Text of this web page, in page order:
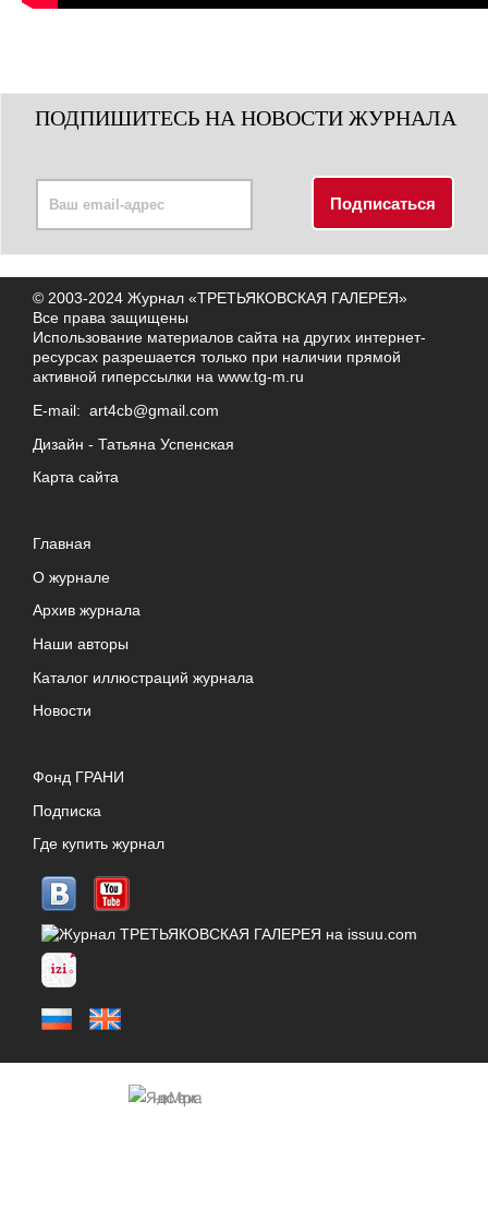
ПОДПИШИТЕСЬ НА НОВОСТИ ЖУРНАЛА
© 2003-2024 Журнал «ТРЕТЬЯКОВСКАЯ ГАЛЕРЕЯ»
Все права защищены
Использование материалов сайта на других интернет-
ресурсах разрешается только при наличии прямой
активной гиперссылки на www.tg-m.ru
E-mail: art4cb@gmail.com
Дизайн - Татьяна Успенская
Карта сайта
Главная
О журнале
Архив журнала
Наши авторы
Каталог иллюстраций журнала
Новости
Фонд ГРАНИ
Подписка
Где купить журнал